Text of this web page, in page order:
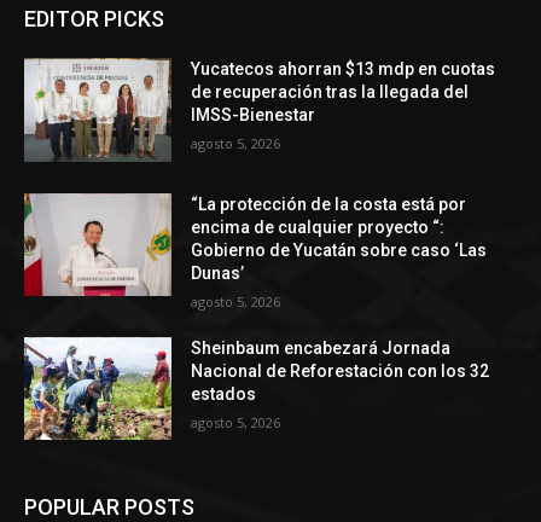
EDITOR PICKS
Yucatecos ahorran $13 mdp en cuotas
de recuperación tras la llegada del
IMSS-Bienestar
agosto 5, 2026
“La protección de la costa está por
encima de cualquier proyecto “:
Gobierno de Yucatán sobre caso ‘Las
Dunas’
agosto 5, 2026
Sheinbaum encabezará Jornada
Nacional de Reforestación con los 32
estados
agosto 5, 2026
POPULAR POSTS